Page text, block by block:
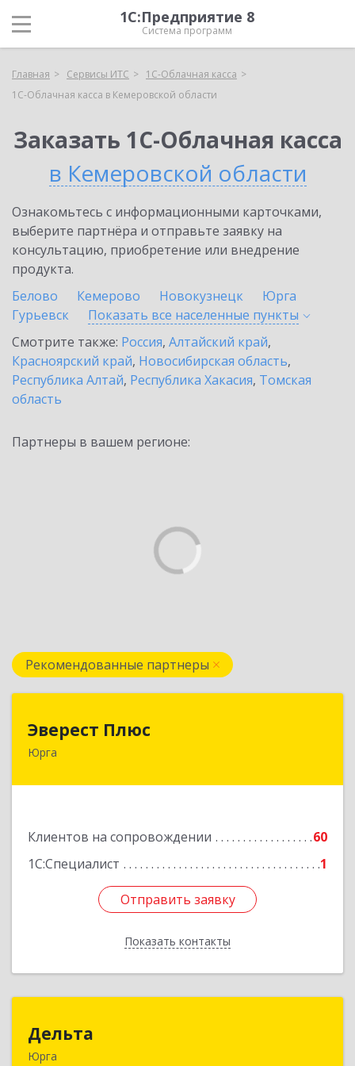
1С:Предприятие 8
Система программ
Главная Сервисы ИТС
1С-Облачная касса
1С-Облачная касса в Кемеровской области
Заказать 1С-Облачная касса
в Кемеровской области
Ознакомьтесь с информационными карточками,
выберите партнёра и отправьте заявку на
консультацию, приобретение или внедрение
продукта.
Белово
Кемерово Новокузнецк
Юрга
Гурьевск
Показать все населенные пункты
Смотрите также: Россия, Алтайский край,
Красноярский край, Новосибирская область,
Республика Алтай, Республика Хакасия, Томская
область
Партнеры в вашем регионе:
Рекомендованные партнеры
Эверест Плюс
Юрга
Клиентов на сопровождении
60
1С:Специалист
1
Отправить заявку
Показать контакты
652055, Кемеровская обл, Юрга г, Московская
Отправить заявку
Назад
Дельта
Юрга